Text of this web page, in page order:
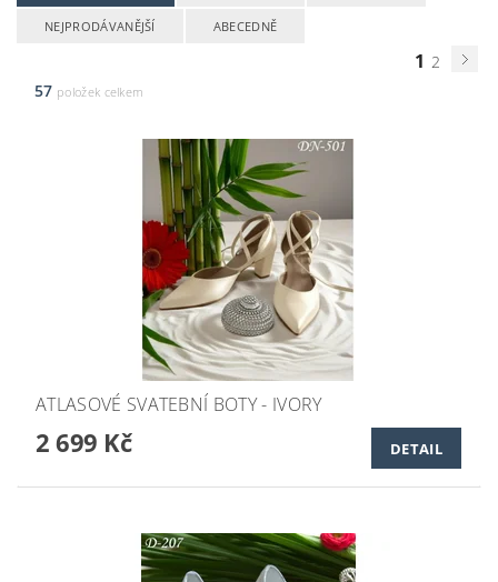
NEJPRODÁVANĚJŠÍ ABECEDNĚ
1 2
57 položek celkem
ATLASOVÉ SVATEBNÍ BOTY - IVORY
2 699 Kč DETAIL